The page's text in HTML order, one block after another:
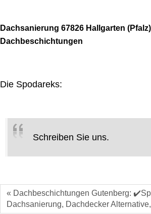
Dachsanierung 67826 Hallgarten
Dachbeschichtungen
Die Spodareks:
Schreiben Sie uns.
« Dachbeschichtungen Gutenberg:
Dachsanierung, Dachdecker